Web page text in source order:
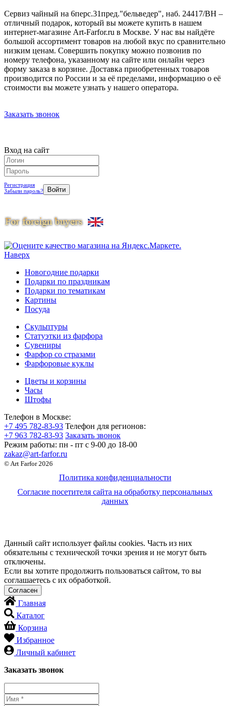
Сервиз чайный на 6перс.31пред."бельведер", наб. 24417/BH –
отличный подарок, который вы можете купить в нашем
интернет-магазине Art-Farfor.ru в Москве. У нас вы найдёте
большой ассортимент товаров на любой вкус по сравнительно
низким ценам. Совершить покупку можно позвонив по
номеру телефона, указанному на сайте или онлайн через
форму заказа в корзине. Доставка приобретенных товаров
производится по России и за её пределами, информацию о её
стоимости вы можете узнать у нашего оператора.
Заказать звонок
Вход на сайт
Регистрация
Забыли пароль?
Наверх
Новогодние подарки
Подарки по праздникам
Подарки по тематикам
Картины
Посуда
Скульптуры
Статуэтки из фарфора
Сувениры
Фарфор со стразами
Фарфоровые куклы
Цветы и корзины
Часы
Штофы
Телефон в Москве:
+7 495 782-83-93 Телефон для регионов:
+7 963 782-83-93 Заказать звонок
Режим работы: пн - пт c 9-00 до 18-00
zakaz@art-farfor.ru
© Art Farfor 2026
Политика конфиденциальности
Согласие посетителя сайта на обработку персональных
данных
Данный сайт использует файлы cookies. Часть из них
обязательны с технической точки зрения и не могут быть
отключены.
Если вы хотите продолжить пользоваться сайтом, то вы
соглашаетесь с их обработкой.
Главная
Каталог
Корзина
Избранное
Личный кабинет
Заказать звонок